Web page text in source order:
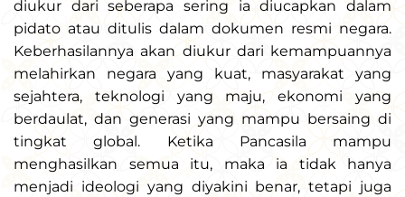
diukur dari seberapa sering ia diucapkan dalam
pidato atau ditulis dalam dokumen resmi negara.
Keberhasilannya akan diukur dari kemampuannya
melahirkan negara yang kuat, masyarakat yang
sejahtera, teknologi yang maju, ekonomi yang
berdaulat, dan generasi yang mampu bersaing di
tingkat global. Ketika Pancasila mampu
menghasilkan semua itu, maka ia tidak hanya
menjadi ideologi yang diyakini benar, tetapi juga